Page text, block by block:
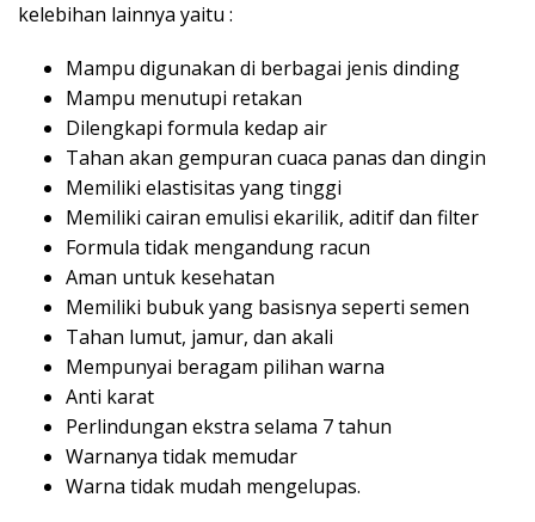
kelebihan lainnya yaitu :
Mampu digunakan di berbagai jenis dinding
Mampu menutupi retakan
Dilengkapi formula kedap air
Tahan akan gempuran cuaca panas dan dingin
Memiliki elastisitas yang tinggi
Memiliki cairan emulisi ekarilik, aditif dan filter
Formula tidak mengandung racun
Aman untuk kesehatan
Memiliki bubuk yang basisnya seperti semen
Tahan lumut, jamur, dan akali
Mempunyai beragam pilihan warna
Anti karat
Perlindungan ekstra selama 7 tahun
Warnanya tidak memudar
Warna tidak mudah mengelupas.